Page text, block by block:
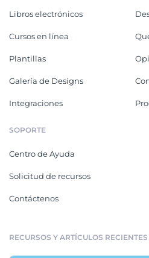
Libros electrónicos
Cursos en línea
Plantillas
Galería de Designs
Integraciones
SOPORTE
Centro de Ayuda
Solicitud de recursos
Contáctenos
RECURSOS Y ARTÍCULOS RECIENTES